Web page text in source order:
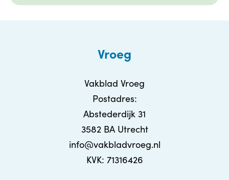
Vroeg
Vakblad Vroeg
Postadres:
Abstederdijk 31
3582 BA Utrecht
info@vakbladvroeg.nl
KVK: 71316426